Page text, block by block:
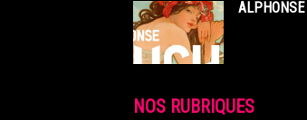
NOS RUBRIQUES